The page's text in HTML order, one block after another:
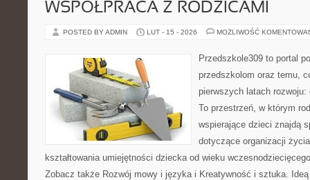
WSPÓŁPRACA Z RODZICAMI
POSTED BY ADMIN LUT - 15 - 2026 MOŻLIWOŚĆ
Przedszkole309 to portal
przedszkolom oraz temu,
pierwszych latach
To przestrzeń, w którym
wspierające dzieci znajdą
dotyczące organizacji
kształtowania umiejętności dziecka od wieku
Zobacz także Rozwój mowy i języka i Kreatywność i sztuka.